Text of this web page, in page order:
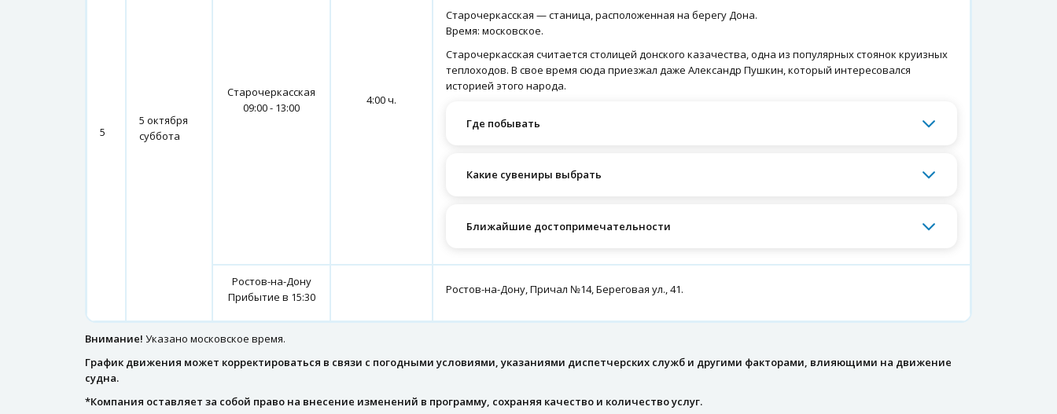
5
5 октября
суббота
Старочеркасская
09:00 - 13:00
4:00 ч.
Старочеркасская — станица, расположенная на берегу Дона.
Время: московское.
Старочеркасская считается столицей донского казачества, одна из популярных стоянок круизных
теплоходов. В свое время сюда приезжал даже Александр Пушкин, который интересовался
историей этого народа.
Где побывать
Какие сувениры выбрать
Ближайшие достопримечательности
Ростов-на-Дону
Прибытие в 15:30
Ростов-на-Дону, Причал №14, Береговая ул., 41.
Внимание! Указано московское время.
График движения может корректироваться в связи с погодными условиями, указаниями диспетчерских служб и другими факторами, влияющими на движение
судна.
*Компания оставляет за собой право на внесение изменений в программу, сохраняя качество и количество услуг.